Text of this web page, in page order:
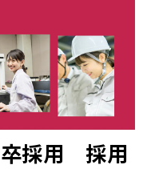
験談
卒採用 採用